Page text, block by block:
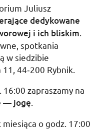
Juliusz
dedykowane
i ich bliskim
spotkania
w siedzibie
44‑200 Rybnik.
16:00 zapraszamy na
— jogę
miesiąca ogodz. 17:00